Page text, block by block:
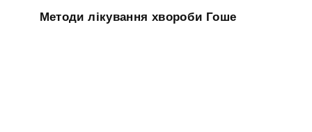
Методи лікування хвороби Гоше